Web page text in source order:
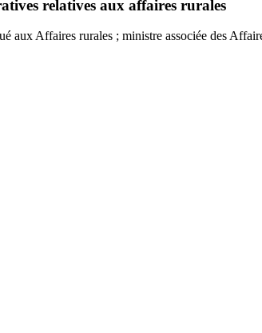
relatives aux affaires rurales
aux Affaires rurales ; ministre associée des